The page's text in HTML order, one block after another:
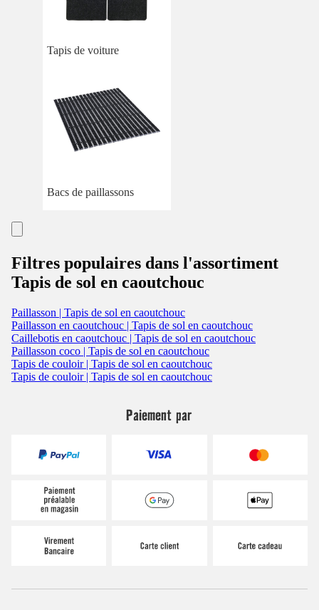
Tapis de voiture
Bacs de paillassons
Filtres populaires dans l'assortiment
Tapis de sol en caoutchouc
Paillasson | Tapis de sol en caoutchouc
Paillasson en caoutchouc | Tapis de sol en caoutchouc
Caillebotis en caoutchouc | Tapis de sol en caoutchouc
Paillasson coco | Tapis de sol en caoutchouc
Tapis de couloir | Tapis de sol en caoutchouc
Tapis de couloir | Tapis de sol en caoutchouc
Paiement par